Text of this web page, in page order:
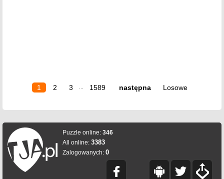
1 2 3 1589 następna Losowe
Puzzle online: 346
All online: 3383
Zalogowanych: 0